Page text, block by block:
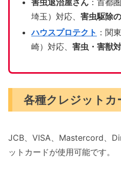
害虫退治屋さん：首都
埼玉）対応、 害虫駆除
ハウスプロテクト ：関
崎）対応、 害虫・害獣
各種クレジットカ
JCB、VISA、Mastercord、
ットカードが使用可能です。